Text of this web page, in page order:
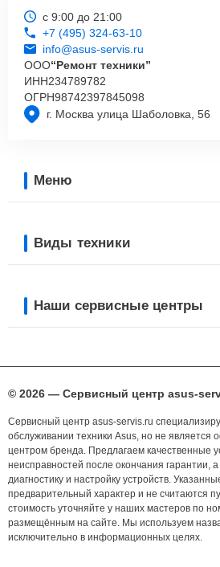
г. Москва улица Шаболовка, 56
с 9:00 до 21:00
+7 (495) 324-63-10
info@asus-servis.ru
ООО“Ремонт техники”
ИНН234789782
ОГРН98742397845098
Меню
Виды техники
Наши сервисные центры
© 2026 — Сервисный центр asus-
Сервисный центр asus-servis.ru
обслуживании техники Asus, но не
центром бренда. Предлагаем качественные
неисправностей после окончания гарантии,
диагностику и настройку устройств.
предварительный характер и не считаются
стоимость уточняйте у наших мастеров по
размещённым на сайте. Мы используем
исключительно в информационных целях.